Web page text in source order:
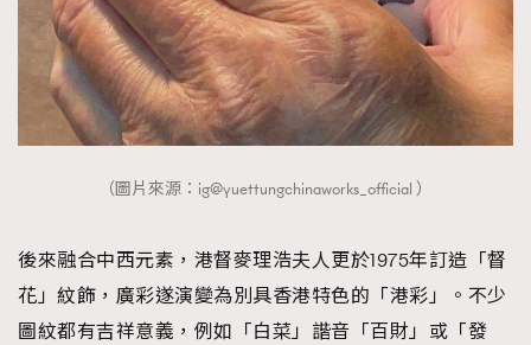
（圖片來源：ig@yuettungchinaworks_official ）
後來融合中西元素，港督麥理浩夫人更於1975年訂造「督
花」紋飾，廣彩遂演變為別具香港特色的「港彩」。不少
圖紋都有吉祥意義，例如「白菜」諧音「百財」或「發